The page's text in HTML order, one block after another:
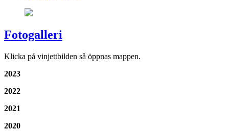
Fotogalleri
Klicka på vinjettbilden så öppnas mappen.
2023
2022
2021
2020